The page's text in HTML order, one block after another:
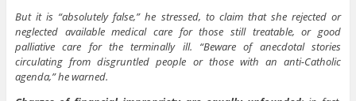
But it is “absolutely false,” he stressed, to claim that she rejected or
neglected available medical care for those still treatable, or good
palliative care for the terminally ill. “Beware of anecdotal stories
circulating from disgruntled people or those with an anti-Catholic
agenda,” he warned.